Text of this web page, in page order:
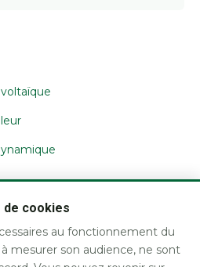
de cookies
au fonctionnement du
mesurer son audience, ne sont